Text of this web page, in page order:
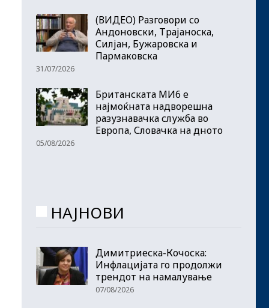
(ВИДЕО) Разговори со
Андоновски, Трајаноска,
Силјан, Бужаровска и
Пармаковска
31/07/2026
Британската МИ6 е
најмоќната надворешна
разузнавачка служба во
Европа, Словачка на дното
05/08/2026
НАЈНОВИ
Димитриеска-Кочоска:
Инфлацијата го продолжи
трендот на намалување
07/08/2026